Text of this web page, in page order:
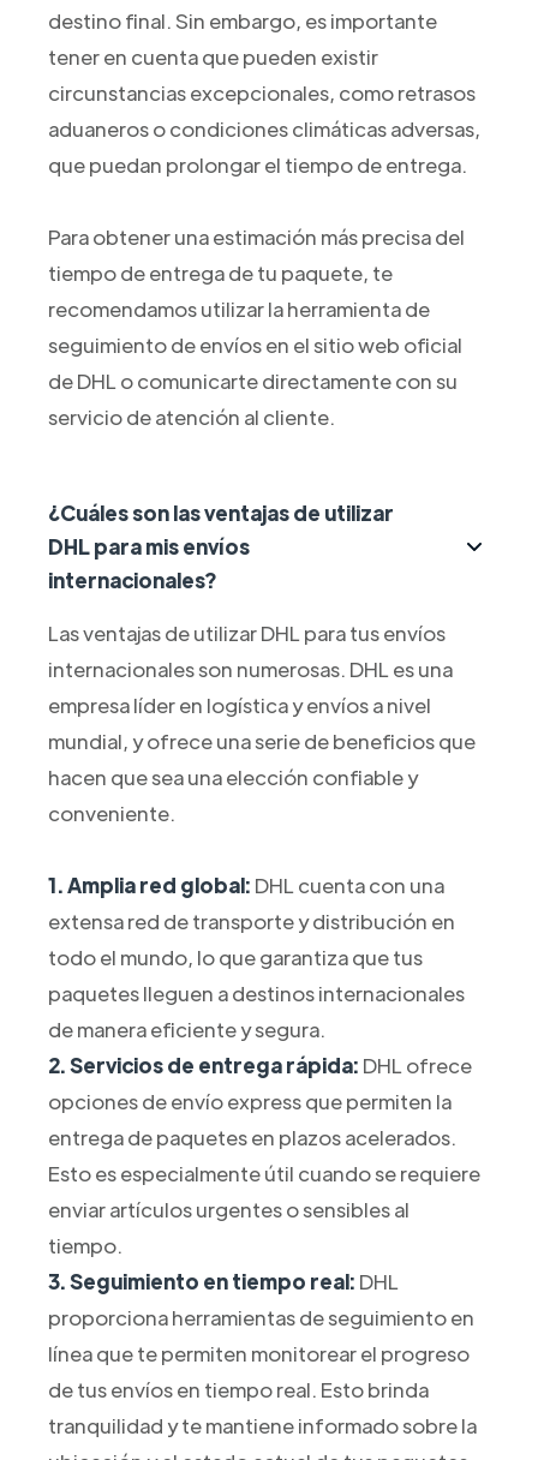
destino final. Sin embargo, es importante
tener en cuenta que pueden existir
circunstancias excepcionales, como retrasos
aduaneros o condiciones climáticas adversas,
que puedan prolongar el tiempo de entrega.
Para obtener una estimación más precisa del
tiempo de entrega de tu paquete, te
recomendamos utilizar la herramienta de
seguimiento de envíos en el sitio web oficial
de DHL o comunicarte directamente con su
servicio de atención al cliente.
¿Cuáles son las ventajas de utilizar
DHL para mis envíos
internacionales?
Las ventajas de utilizar DHL para tus envíos
internacionales son numerosas. DHL es una
empresa líder en logística y envíos a nivel
mundial, y ofrece una serie de beneficios que
hacen que sea una elección confiable y
conveniente.
1. Amplia red global: DHL cuenta con una
extensa red de transporte y distribución en
todo el mundo, lo que garantiza que tus
paquetes lleguen a destinos internacionales
de manera eficiente y segura.
2. Servicios de entrega rápida: DHL ofrece
opciones de envío express que permiten la
entrega de paquetes en plazos acelerados.
Esto es especialmente útil cuando se requiere
enviar artículos urgentes o sensibles al
tiempo.
3. Seguimiento en tiempo real: DHL
proporciona herramientas de seguimiento en
línea que te permiten monitorear el progreso
de tus envíos en tiempo real. Esto brinda
tranquilidad y te mantiene informado sobre la